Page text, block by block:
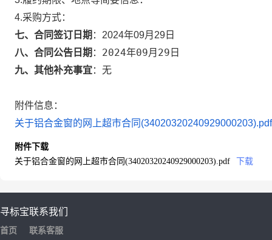
4.采购方式：
七、合同签订日期 ： 2024年09月29日
八、合同公告日期 ： 2024年09月29日
九、其他补充事宜： 无
附件信息：
关于铝合金窗的网上超市合同(34020320240929000203).pdf
附件下载
关于铝合金窗的网上超市合同(34020320240929000203).pdf
下载
寻标宝
首页
联系我们
联系客服